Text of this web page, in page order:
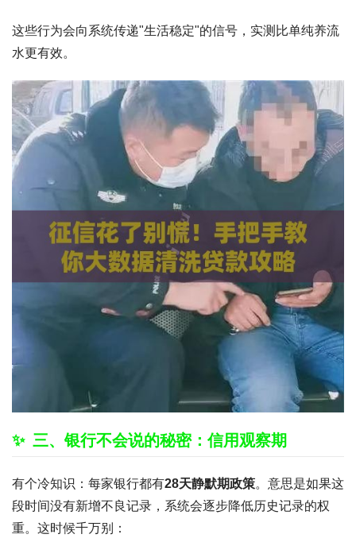
这些行为会向系统传递"生活稳定"的信号，实测比单纯养流
水更有效。
三、银行不会说的秘密：信用观察期
有个冷知识：每家银行都有28天静默期政策。意思是如果这
段时间没有新增不良记录，系统会逐步降低历史记录的权
重。这时候千万别：